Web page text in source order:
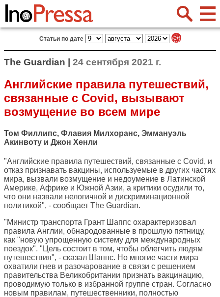
Статьи по дате
The Guardian | 24 сентября 2021 г.
Английские правила путешествий,
связанные с Covid, вызывают
возмущение во всем мире
Том Филлипс, Флавия Милхоранс, Эммануэль
Акинвоту и Джон Хенли
"Английские правила путешествий, связанные с Covid, и
отказ признавать вакцины, используемые в других частях
мира, вызвали возмущение и недоумение в Латинской
Америке, Африке и Южной Азии, а критики осудили то,
что они назвали нелогичной и дискриминационной
политикой", - сообщает The Guardian.
"Министр транспорта Грант Шаппс охарактеризовал
правила Англии, обнародованные в прошлую пятницу,
как "новую упрощенную систему для международных
поездок". "Цель состоит в том, чтобы облегчить людям
путешествия", - сказал Шаппс. Но многие части мира
охватили гнев и разочарование в связи с решением
правительства Великобритании признать вакцинацию,
проводимую только в избранной группе стран. Согласно
новым правилам, путешественники, полностью